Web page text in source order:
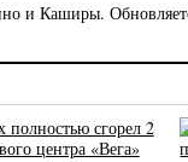
и Каширы.